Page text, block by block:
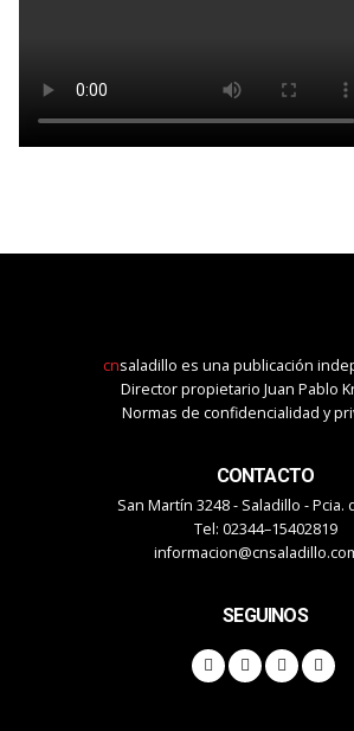
cnsaladillo es una publicación
Director propietario Juan Pablo
Normas de confidencialidad y
CONTACTO
San Martín 3248 - Saladillo - Pcia.
Tel: 02344–15402819
SEGUINOS